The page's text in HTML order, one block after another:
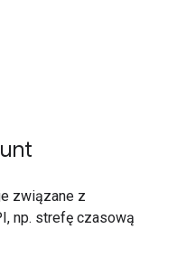
związane z
np. strefę czasową